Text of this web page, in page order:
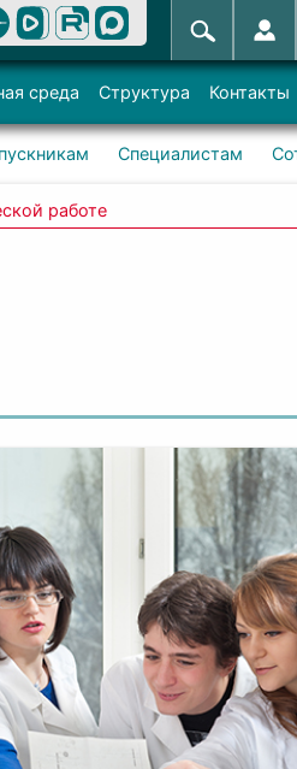
среда Структура Контакты
Специалистам
работе